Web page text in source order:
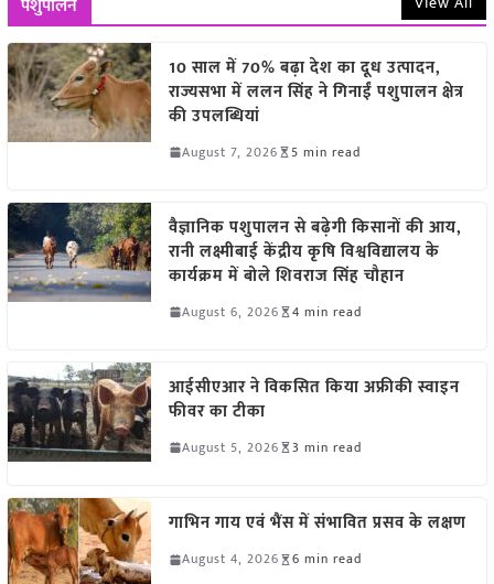
10 साल में 70% बढ़ा देश का दूध उत्पादन,
राज्यसभा में ललन सिंह ने गिनाईं पशुपालन क्षेत्र
की उपलब्धियां
August 7, 2026 5 min read
वैज्ञानिक पशुपालन से बढ़ेगी किसानों की आय,
रानी लक्ष्मीबाई केंद्रीय कृषि विश्वविद्यालय के
कार्यक्रम में बोले शिवराज सिंह चौहान
August 6, 2026 4 min read
आईसीएआर ने विकसित किया अफ्रीकी स्वाइन
फीवर का टीका
August 5, 2026 3 min read
गाभिन गाय एवं भैंस में संभावित प्रसव के लक्षण
August 4, 2026 6 min read